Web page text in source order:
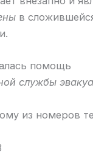
в
помощь
службы
из номеров